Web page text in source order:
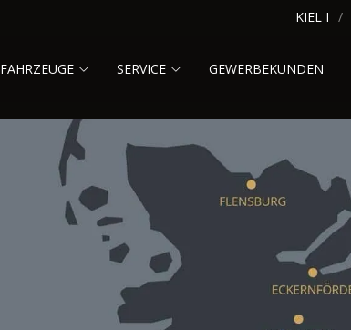
KIEL I
FAHRZEUGE SERVICE GEWERBEKUNDEN